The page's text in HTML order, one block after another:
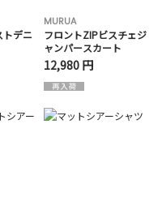
トデニ
MURUA
フロントZIPビスチェジ
ャンパースカート
12,980 円